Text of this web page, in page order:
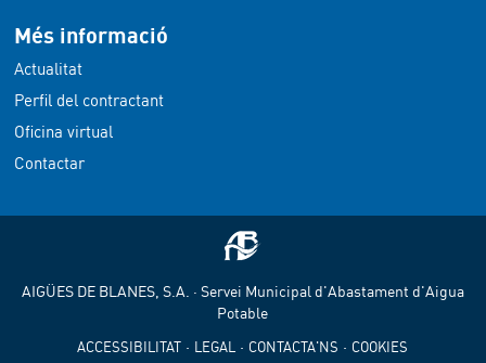
Més informació
Actualitat
Perfil del contractant
Oficina virtual
Contactar
AIGÜES DE BLANES, S.A. · Servei Municipal d'Abastament d'Aigua
Potable
ACCESSIBILITAT · LEGAL · CONTACTA'NS · COOKIES